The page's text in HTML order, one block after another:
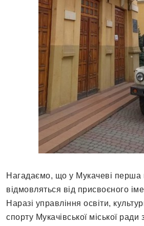
Нагадаємо, що у Мукачеві перша
відмовляться від присвоєного
Наразі управління освіти,
спорту Мукачівської міської ради